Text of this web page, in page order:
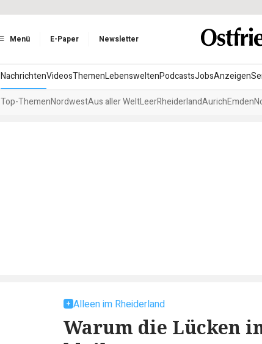
Menü E-Paper Newsletter
NachrichtenVideosThemenLebensweltenPodcastsJobsAnzeigen
Top-ThemenNordwestAus aller WeltLeerRheiderlandAurichEmden
Alleen im Rheiderland
Warum die Lücken